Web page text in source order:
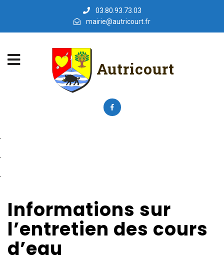
03.80.93.73.03
mairie@autricourt.fr
Autricourt
.
.
.
Informations sur
l’entretien des cours
d’eau